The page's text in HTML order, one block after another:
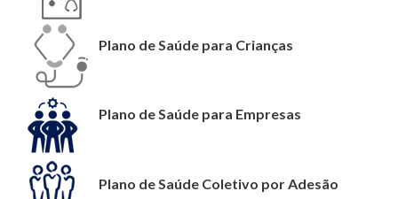
Plano de Saúde para Crianças
Plano de Saúde para Empresas
Plano de Saúde Coletivo por Adesão